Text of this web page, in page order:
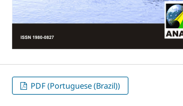
PDF (Portuguese (Brazil))